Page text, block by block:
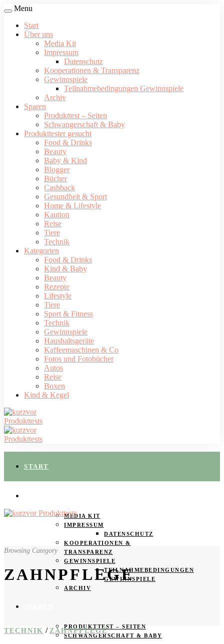
Menu
Start
Über uns
Media Kit
Impressum
Datenschutz
Kooperationen & Transparenz
Gewinnspiele
Teilnahmebedingungen Gewinnspiele
Archiv
Sparen
Produkttest – Seiten
Schwangerschaft & Baby
Produkttester gesucht
Food & Drinks
Beauty
Baby & Kind
Blogger
Bücher
Cashback
Gesundheit & Sport
Home & Lifestyle
Kaution
Reise
Tiere
Technik
Kategorien
Food & Drinks
Kind & Baby
Beauty
Rezepte
Lifestyle
Tiere
Sport & Fitness
Technik
Gewinnspiele
Haushaltsgeräte
Kaffeemaschinen & Co
Fotos und Fotobücher
Autos
Reise
Boxen
Kind & Kegel
START
MEDIA KIT
IMPRESSUM
DATENSCHUTZ
KOOPERATIONEN &
TRANSPARENZ
GEWINNSPIELE
TEILNAHMEBEDINGUNGEN
GEWINNSPIELE
ARCHIV
PRODUKTTEST – SEITEN
SCHWANGERSCHAFT & BABY
Browsing Category
ZAHNPFLEGE
TECHNIK / ZAHNPFLEGE